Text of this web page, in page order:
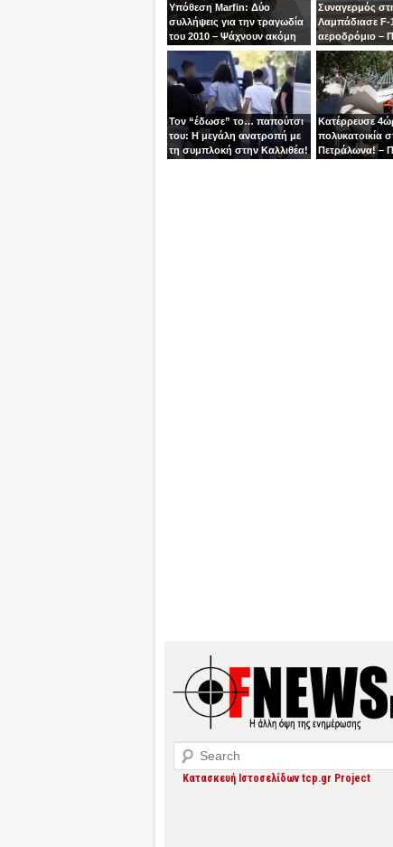
Υπόθεση Marfin: Δύο
συλλήψεις για την τραγωδία
του 2010 – Ψάχνουν ακόμη
μία γυναίκα
Συναγερμός
Λαμπάδιασε F-
αεροδρόμιο –
βγει την
χειριστής
Τον “έδωσε” το… παπούτσι
του: Η μεγάλη ανατροπή με
τη συμπλοκή στην Καλλιθέα!
Κατέρρευσε
πολυκατοικία
Πετράλωνα! –
Search
Κατασκευή Ιστοσελίδων tcp.gr Project